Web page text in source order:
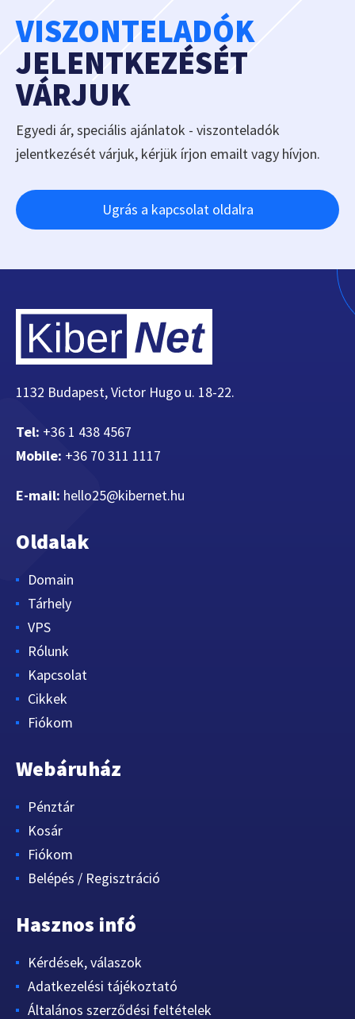
VISZONTELADÓK
JELENTKEZÉSÉT
VÁRJUK
Egyedi ár, speciális ajánlatok - viszonteladók
jelentkezését várjuk, kérjük írjon emailt vagy hívjon.
Ugrás a kapcsolat oldalra
1132 Budapest, Victor Hugo u. 18-22.
Tel: +36 1 438 4567
Mobile: +36 70 311 1117
E-mail: hello25@kibernet.hu
Oldalak
Domain
Tárhely
VPS
Rólunk
Kapcsolat
Cikkek
Fiókom
Webáruház
Pénztár
Kosár
Fiókom
Belépés / Regisztráció
Hasznos infó
Kérdések, válaszok
Adatkezelési tájékoztató
Általános szerződési feltételek